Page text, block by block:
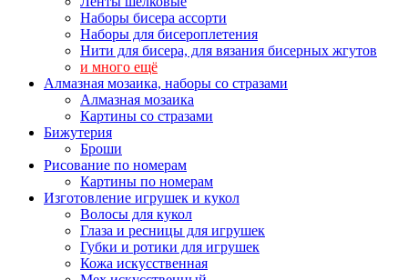
Наборы бисера ассорти
Наборы для бисероплетения
Нити для бисера, для вязания бисерных жгутов
и много ещё
Алмазная мозаика, наборы со стразами
Алмазная мозаика
Картины co стразами
Бижутерия
Броши
Рисование по номерам
Картины по номерам
Изготовление игрушек и кукол
Волосы для кукол
Глаза и ресницы для игрушек
Губки и ротики для игрушек
Кожа искусственная